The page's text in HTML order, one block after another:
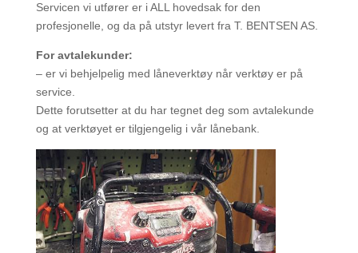
Servicen vi utfører er i ALL hovedsak for den
profesjonelle, og da på utstyr levert fra T. BENTSEN AS.
For avtalekunder:
– er vi behjelpelig med låneverktøy når verktøy er på
service.
Dette forutsetter at du har tegnet deg som avtalekunde
og at verktøyet er tilgjengelig i vår lånebank.